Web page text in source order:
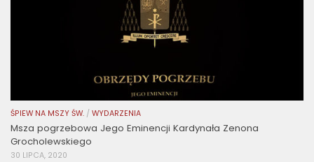
ŚPIEW NA MSZY ŚW. / WYDARZENIA
Msza pogrzebowa Jego Eminencji Kardynała Zenona
Grocholewskiego
30 LIPCA, 2020